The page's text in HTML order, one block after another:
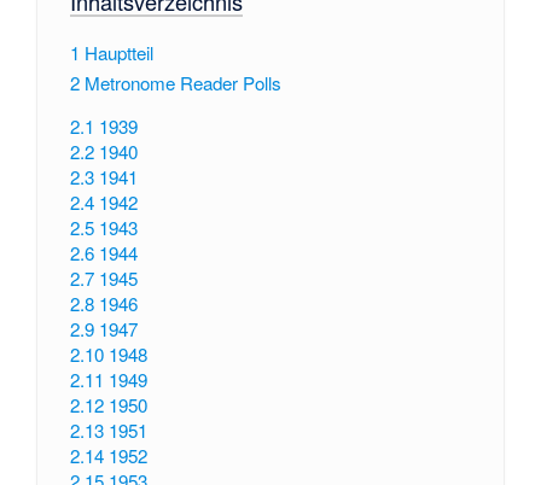
1 Hauptteil
2 Metronome Reader Polls
2.1 1939
2.2 1940
2.3 1941
2.4 1942
2.5 1943
2.6 1944
2.7 1945
2.8 1946
2.9 1947
2.10 1948
2.11 1949
2.12 1950
2.13 1951
2.14 1952